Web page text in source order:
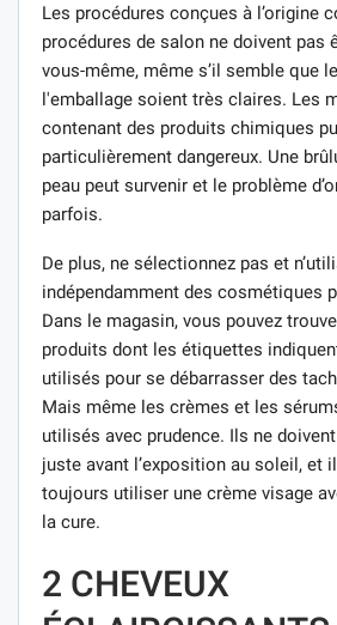
Les procédures conçues à l’origine
procédures de salon ne doivent pas
vous-même, même s’il semble que
l'emballage soient très claires. Les
contenant des produits chimiques
particulièrement dangereux. Une
peau peut survenir et le problème
parfois.
De plus, ne sélectionnez pas et
indépendamment des cosmétiques
Dans le magasin, vous pouvez
produits dont les étiquettes
utilisés pour se débarrasser des
Mais même les crèmes et les
utilisés avec prudence. Ils ne
juste avant l’exposition au soleil, et
toujours utiliser une crème visage
la cure.
2 CHEVEUX